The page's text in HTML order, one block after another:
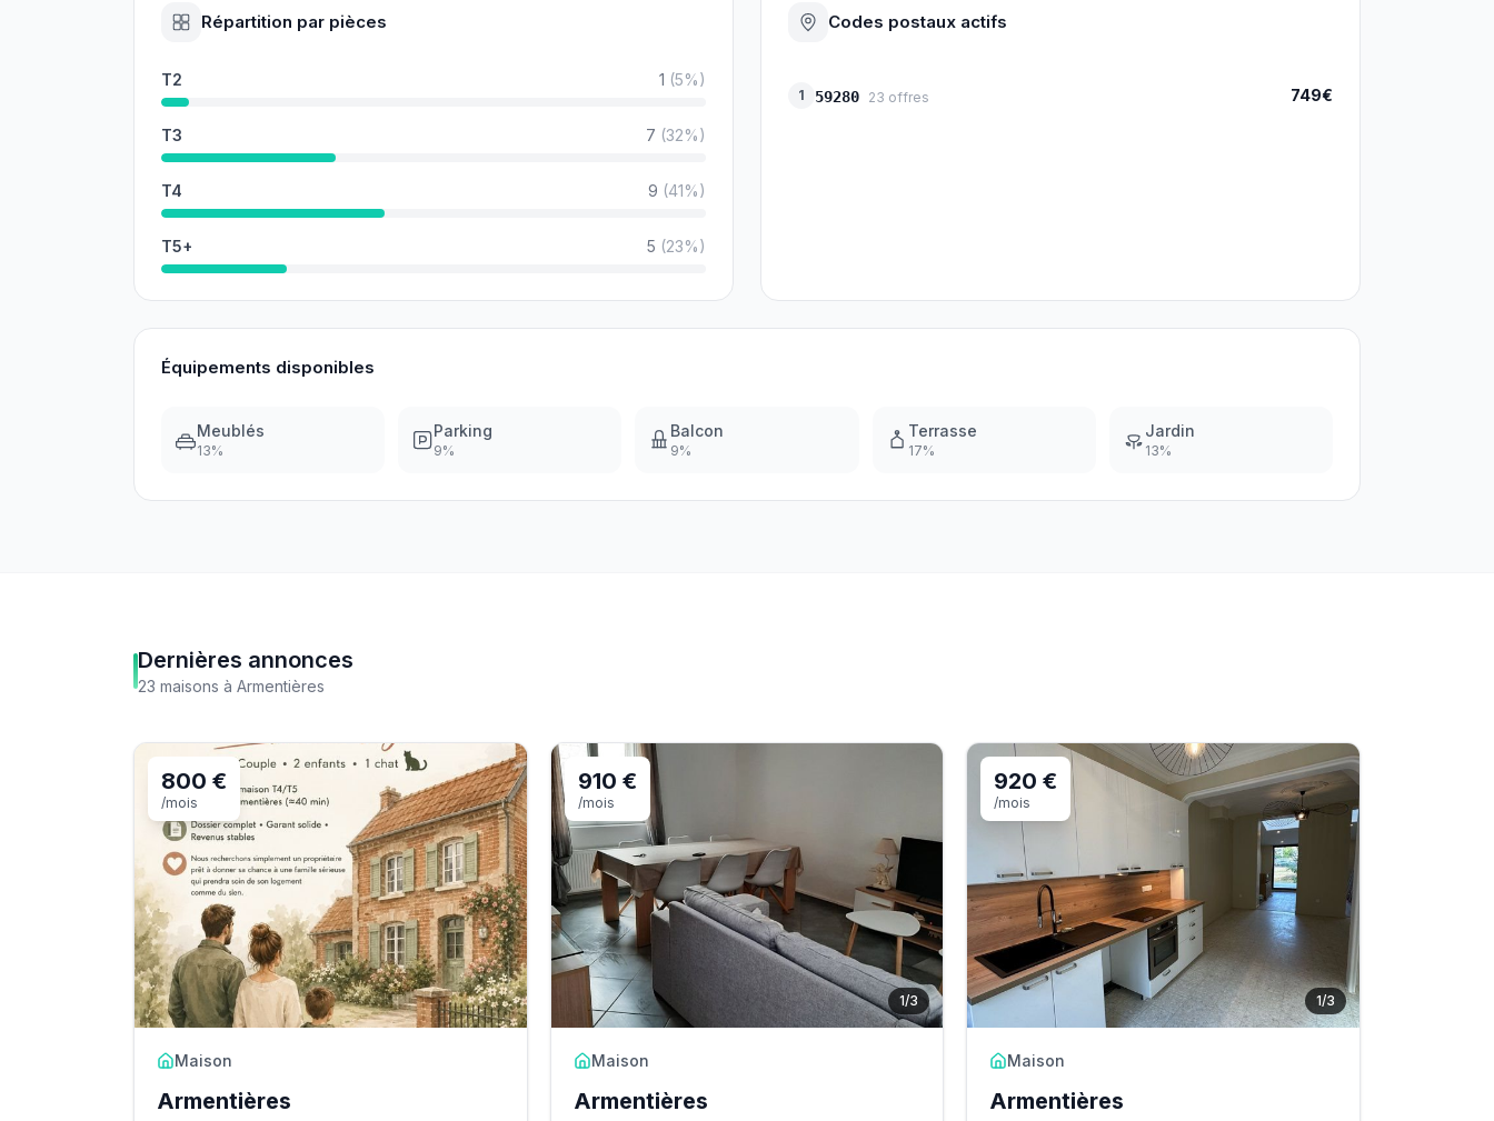
Répartition par pièces
T2 1 (5%)
T3 7 (32%)
T4 9 (41%)
T5+ 5 (23%)
Codes postaux actifs
1 59280 23 offres 749€
Équipements disponibles
Meublés
13%
Parking
9%
Balcon
9%
Terrasse
17%
Jardin
13%
Dernières annonces
23 maisons à Armentières
800 €
/mois
Maison
Armentières
1/3
910 €
/mois
Maison
Armentières
1/3
920 €
/mois
Maison
Armentières